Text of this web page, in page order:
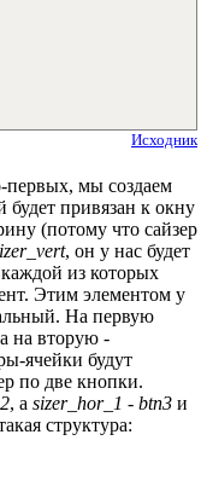
Исходник
первых, мы создаем
будет привязан к окну
(потому что сайзер
, он у нас будет
из которых
Этим элементом у
На первую
на вторую -
ячейки будут
по две кнопки.
, а sizer_hor_1 - btn3 и
структура: